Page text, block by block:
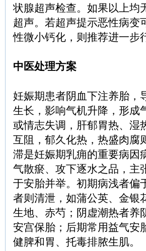
状腺超声检查。如果以上均
超声。若超声提示恶性病变
性微小钙化，则推荐进一步
中医处理方案
妊娠期患者阴血下注养胎，
生长，影响气机升降，形成
或情志失调，肝郁胃热、湿
互阻，郁久化热，热盛肉腐
滞是妊娠期乳痈的重要病因
气散瘀、攻下逐水之品，主
于安胎并举。初期病浅者偏
者则清泄，如蒲公英、金银
生地、赤芍；阴虚潮热者养
安宫保胎；后期常用益气安
健脾和胃、托毒排脓生肌。